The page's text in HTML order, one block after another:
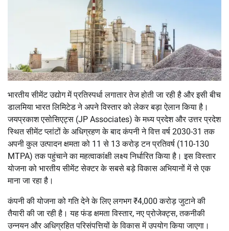
भारतीय सीमेंट उद्योग में प्रतिस्पर्धा लगातार तेज होती जा रही है और इसी बीच
डालमिया भारत लिमिटेड ने अपने विस्तार को लेकर बड़ा ऐलान किया है।
जयप्रकाश एसोसिएट्स (JP Associates) के मध्य प्रदेश और उत्तर प्रदेश
स्थित सीमेंट प्लांटों के अधिग्रहण के बाद कंपनी ने वित्त वर्ष 2030-31 तक
अपनी कुल उत्पादन क्षमता को 11 से 13 करोड़ टन प्रतिवर्ष (110-130
MTPA) तक पहुंचाने का महत्वाकांक्षी लक्ष्य निर्धारित किया है। इस विस्तार
योजना को भारतीय सीमेंट सेक्टर के सबसे बड़े विकास अभियानों में से एक
माना जा रहा है।
कंपनी की योजना को गति देने के लिए लगभग ₹4,000 करोड़ जुटाने की
तैयारी की जा रही है। यह फंड क्षमता विस्तार, नए प्रोजेक्ट्स, तकनीकी
उन्नयन और अधिग्रहित परिसंपत्तियों के विकास में उपयोग किया जाएगा।